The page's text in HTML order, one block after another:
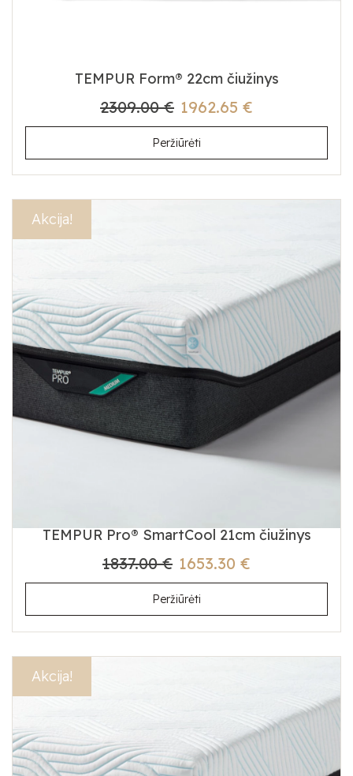
TEMPUR Form® 22cm čiužinys
1962.65 €
2309.00 €
Peržiūrėti
Akcija!
TEMPUR Pro® SmartCool 21cm čiužinys
1653.30 €
1837.00 €
Peržiūrėti
Akcija!